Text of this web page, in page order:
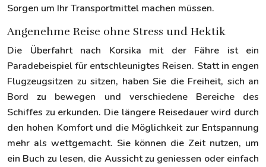
Sorgen um Ihr Transportmittel machen müssen.
Angenehme Reise ohne Stress und Hektik
Die Überfahrt nach Korsika mit der Fähre ist ein
Paradebeispiel für entschleunigtes Reisen. Statt in engen
Flugzeugsitzen zu sitzen, haben Sie die Freiheit, sich an
Bord zu bewegen und verschiedene Bereiche des
Schiffes zu erkunden. Die längere Reisedauer wird durch
den hohen Komfort und die Möglichkeit zur Entspannung
mehr als wettgemacht. Sie können die Zeit nutzen, um
ein Buch zu lesen, die Aussicht zu geniessen oder einfach